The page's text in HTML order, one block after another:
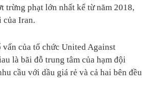
trừng phạt lớn nhất kể từ năm 2018,
của Iran.
của tổ chức United Against
là bãi đỗ trung tâm của hạm đội
cầu với dầu giá rẻ và cả hai bên đều